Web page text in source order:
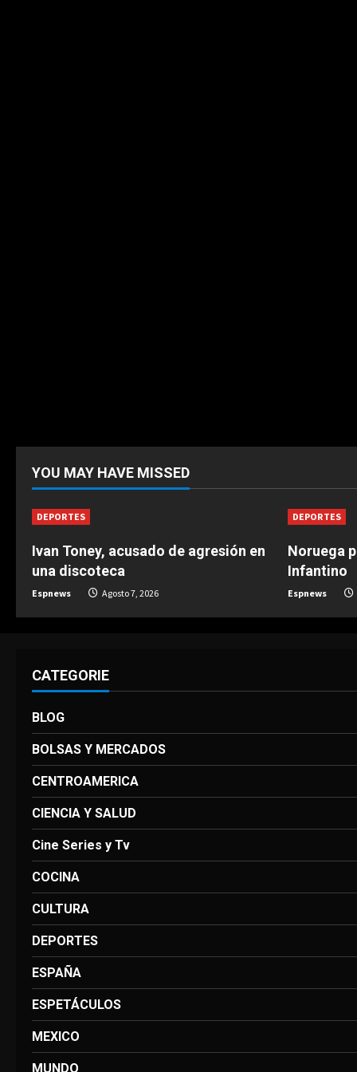
YOU MAY HAVE MISSED
DEPORTES
Ivan Toney, acusado de agresión en
una discoteca
Espnews Agosto 7, 2026
DEPORTES
Noruega
Infantino
Espnews
CATEGORIE
BLOG
BOLSAS Y MERCADOS
CENTROAMERICA
CIENCIA Y SALUD
Cine Series y Tv
COCINA
CULTURA
DEPORTES
ESPAÑA
ESPETÁCULOS
MEXICO
MUNDO